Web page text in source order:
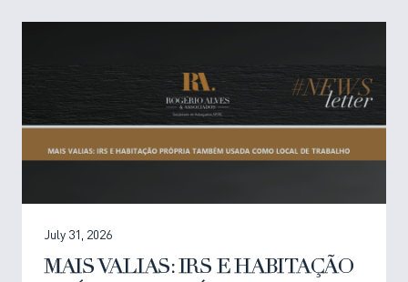
July 31, 2026
MAIS VALIAS: IRS E HABITAÇÃO